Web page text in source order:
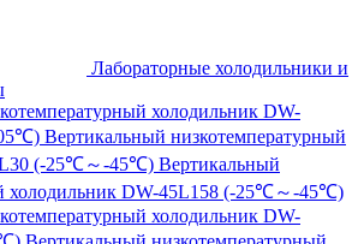
Лабораторные холодильники и
холодильник DW-
Вертикальный низкотемпературный
(-25℃～-45℃) Вертикальный
холодильник DW-45L158 (-25℃～-45℃)
холодильник DW-